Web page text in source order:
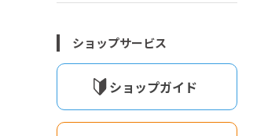
ショップサービス
ショップガイド